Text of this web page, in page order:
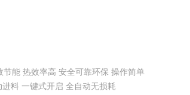
能 热效率高 安全可靠环保 操作简单
料 一键式开启 全自动无损耗